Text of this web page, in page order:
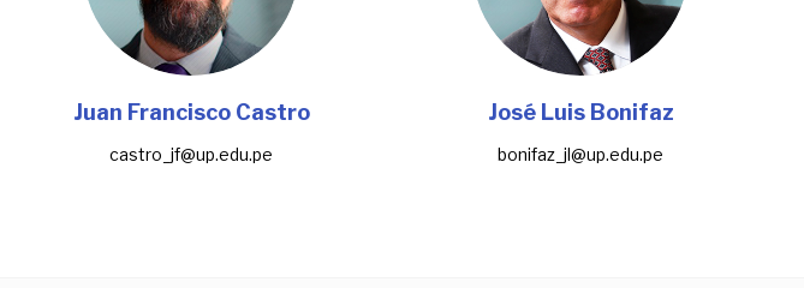
Juan Francisco Castro
castro_jf@up.edu.pe
José Luis Bonifaz
bonifaz_jl@up.edu.pe